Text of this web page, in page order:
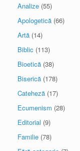
Analize (55)
Apologetică (66)
Artă (14)
Biblic (113)
Bioetică (38)
Biserică (178)
Cateheză (17)
Ecumenism (28)
Editorial (9)
Familie (78)